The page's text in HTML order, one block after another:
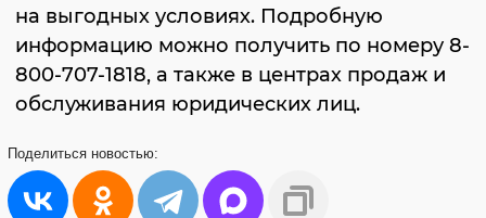
на выгодных условиях. Подробную
информацию можно получить по номеру 8-
800-707-1818, а также в центрах продаж и
обслуживания юридических лиц.
Поделиться новостью: